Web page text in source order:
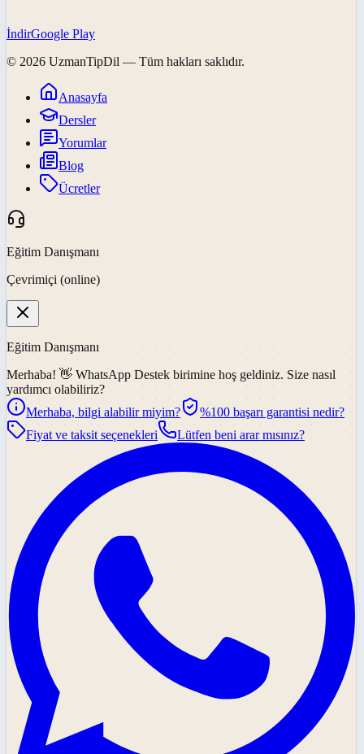
İndirGoogle Play
© 2026 UzmanTipDil — Tüm hakları saklıdır.
Anasayfa
Dersler
Yorumlar
Blog
Ücretler
Eğitim Danışmanı
Çevrimiçi (online)
Eğitim Danışmanı
Merhaba! 👋 WhatsApp Destek birimine hoş geldiniz. Size nasıl
yardımcı olabiliriz?
Merhaba, bilgi alabilir miyim?
%100 başarı garantisi nedir?
Fiyat ve taksit seçenekleri
Lütfen beni arar mısınız?